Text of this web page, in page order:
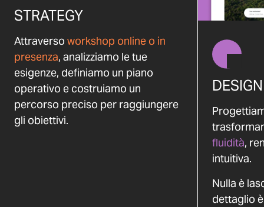
STRATEGY
Attraverso workshop online o in
presenza, analizziamo le tue
esigenze, definiamo un piano
operativo e costruiamo un
percorso preciso per raggiungere
gli obiettivi.
DESIGN
fluidità,
intuitiva.
Nulla è
dettaglio